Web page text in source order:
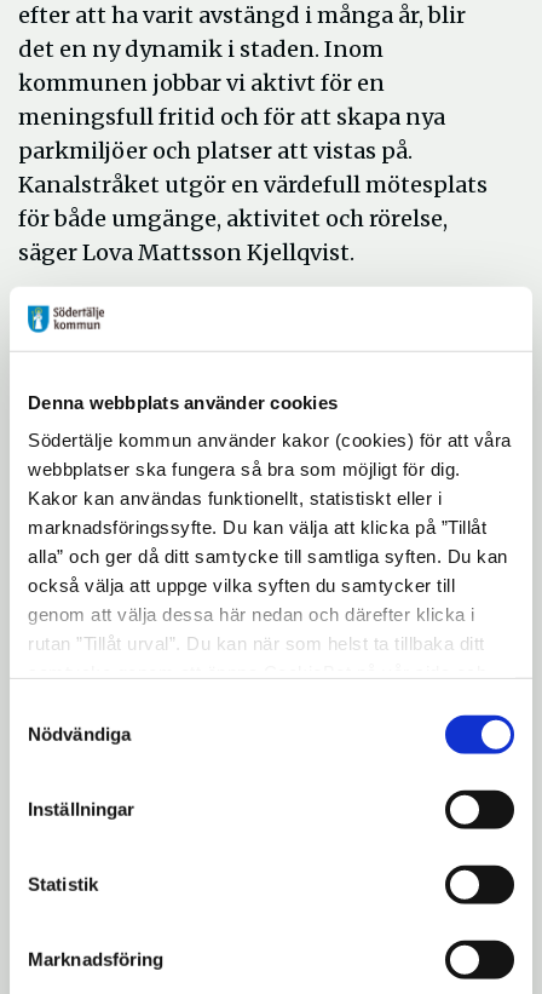
Denna webbplats använder cookies
Södertälje kommun använder kakor (cookies) för att våra
webbplatser ska fungera så bra som möjligt för dig.
Kakor kan användas funktionellt, statistiskt eller i
marknadsföringssyfte. Du kan välja att klicka på ”Tillåt
alla” och ger då ditt samtycke till samtliga syften. Du kan
också välja att uppge vilka syften du samtycker till
genom att välja dessa här nedan och därefter klicka i
rutan ”Tillåt urval”. Du kan när som helst ta tillbaka ditt
"Visa detaljer" kan du läsa om hur kakorna används och
hur vi och våra leverantörer inhämtar och behandlar
Nödvändiga
Inställningar
Statistik
Marknadsföring
efter att ha varit avstängd i många år, blir
det en ny dynamik i staden. Inom
kommunen jobbar vi aktivt för en
meningsfull fritid och för att skapa nya
parkmiljöer och platser att vistas på.
Kanalstråket utgör en värdefull mötesplats
för både umgänge, aktivitet och rörelse,
säger Lova Mattsson Kjellqvist.
Längs sträckan har sittplatser i form av
tretton nya bänkar, med små bord intill,
amfiteater/läktare byggts där man kan sitta
i kvällssolen och njuta och titta på båtar.
Sträckan har också fått ny belysning och
nya papperskorgar.
I och med att Trafikverket nu öppnar
sträckan permanent tar Södertälje
kommun över drift och underhåll. Den
kommer att snöröjas i vinter och
kommunen ansvarar för renhållning. Under
året kommer gräs och blommor att växa upp
i slänterna och vid amfiteatern. En del
mindre arbeten kvarstår och de kommer
Trafikverket att slutföra under året.
Bildtext till bänkar + amfiteater: